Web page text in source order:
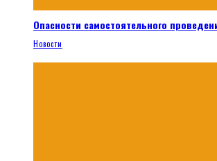
Опасности самостоятельного
Новости